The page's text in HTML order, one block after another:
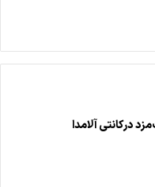
در کانتی آلامدا